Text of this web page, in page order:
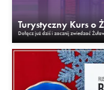
Turystyczny Kurs o
Dołącz już dziś i zacznij zwiedzać